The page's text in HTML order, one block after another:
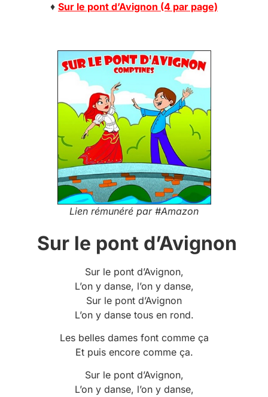
♦ Sur le pont d’Avignon (4 par page)
Lien rémunéré par #Amazon
Sur le pont d’Avignon
Sur le pont d’Avignon,
L’on y danse, l’on y danse,
Sur le pont d’Avignon
L’on y danse tous en rond.
Les belles dames font comme ça
Et puis encore comme ça.
Sur le pont d’Avignon,
L’on y danse, l’on y danse,